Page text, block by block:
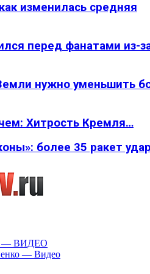
изменилась средняя
перед фанатами из-
нужно уменьшить
Хитрость Кремля…
более 35 ракет
— ВИДЕО
— Видео